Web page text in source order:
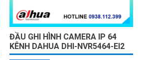
ĐẦU GHI HÌNH CAMERA IP 64
KÊNH DAHUA DHI-NVR5464-EI2